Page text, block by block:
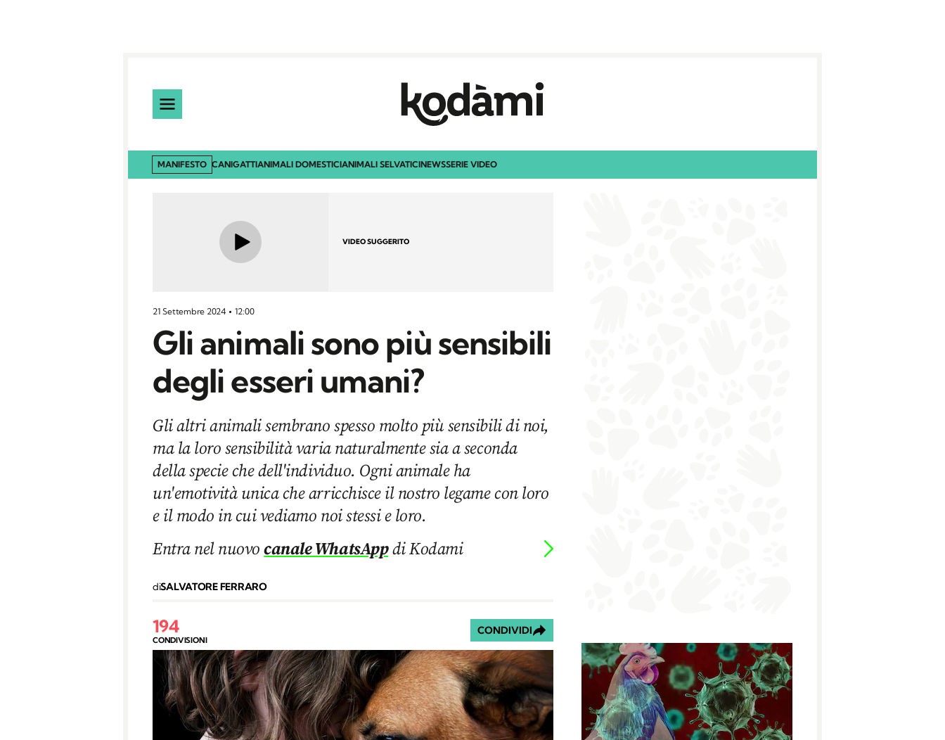
MANIFESTO CANIGATTIANIMALI DOMESTICIANIMALI SELVATICINEWSSERIE VIDEO
VIDEO SUGGERITO
21 Settembre 2024 12:00
Gli animali sono più sensibili
degli esseri umani?
Gli altri animali sembrano spesso molto più sensibili di noi,
ma la loro sensibilità varia naturalmente sia a seconda
della specie che dell'individuo. Ogni animale ha
un'emotività unica che arricchisce il nostro legame con loro
e il modo in cui vediamo noi stessi e loro.
Entra nel nuovocanale WhatsAppdi Kodami
diSALVATORE FERRARO
194
CONDIVISIONI
CONDIVIDI